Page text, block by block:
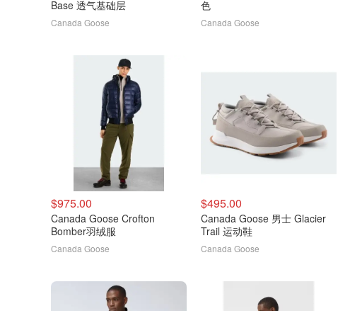
Base 透气基础层
Canada Goose
色
Canada Goose
$975.00
Canada Goose Crofton
Bomber羽绒服
Canada Goose
$495.00
Canada Goose 男士 Glacier
Trail 运动鞋
Canada Goose